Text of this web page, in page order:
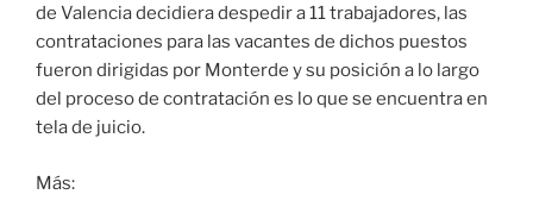
de Valencia decidiera despedir a 11 trabajadores, las
contrataciones para las vacantes de dichos puestos
fueron dirigidas por Monterde y su posición a lo largo
del proceso de contratación es lo que se encuentra en
tela de juicio.
Más: